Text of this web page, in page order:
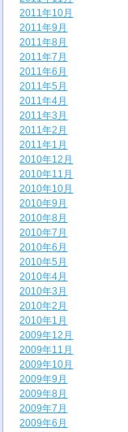
2011年10月
2011年9月
2011年8月
2011年7月
2011年6月
2011年5月
2011年4月
2011年3月
2011年2月
2011年1月
2010年12月
2010年11月
2010年10月
2010年9月
2010年8月
2010年7月
2010年6月
2010年5月
2010年4月
2010年3月
2010年2月
2010年1月
2009年12月
2009年11月
2009年10月
2009年9月
2009年8月
2009年7月
2009年6月